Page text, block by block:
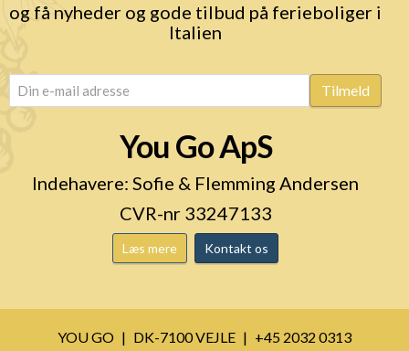
og få nyheder og gode tilbud på ferieboliger i
Italien
email (Påkrævet) Tilmeld
You Go ApS
Indehavere: Sofie & Flemming Andersen
CVR-nr 33247133
Læs mere Kontakt os
YOU GO DK-7100 VEJLE
+45 2032 0313